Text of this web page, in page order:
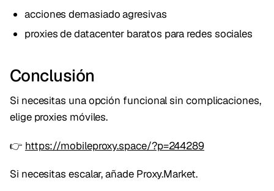
acciones demasiado agresivas
proxies de datacenter baratos para redes sociales
Conclusión
Si necesitas una opción funcional sin complicaciones,
elige proxies móviles.
👉 https://mobileproxy.space/?p=244289
Si necesitas escalar, añade Proxy.Market.